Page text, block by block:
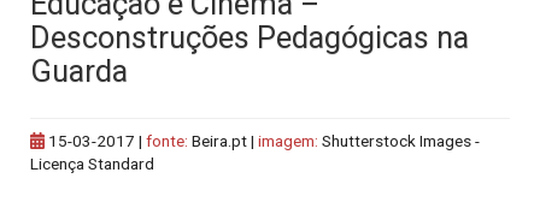
Desconstruções Pedagógicas na
Guarda
15-03-2017 | fonte: Beira.pt | imagem: Shutterstock Images -
Licença Standard